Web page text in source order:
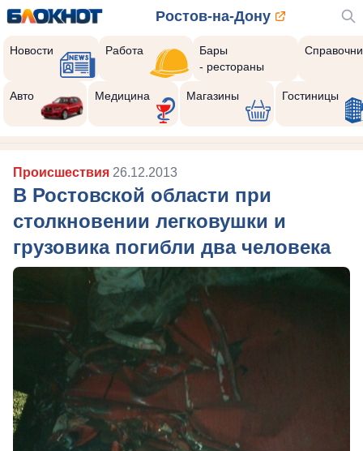
Ростов-на-Дону
Новости Работа
Бары
- рестораны
Авто Медицина Магазины Гостиницы
Происшествия 26.12.2013
В Ростовской области при
столкновении легковушки и
грузовика погибли два человека